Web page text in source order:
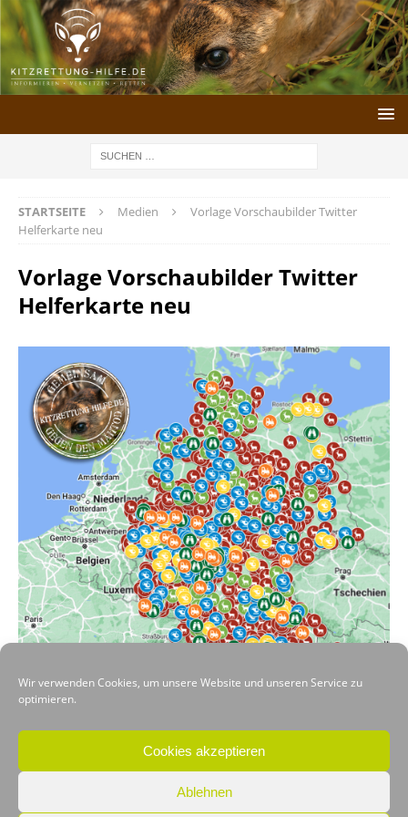
Wir verwenden Cookies, um unsere Website und unseren Service zu
optimieren.
Cookies akzeptieren
Ablehnen
STARTSEITE Medien
Vorlage Vorschaubilder Twitter
Helferkarte neu
Vorlage Vorschaubilder Twitter
Helferkarte neu